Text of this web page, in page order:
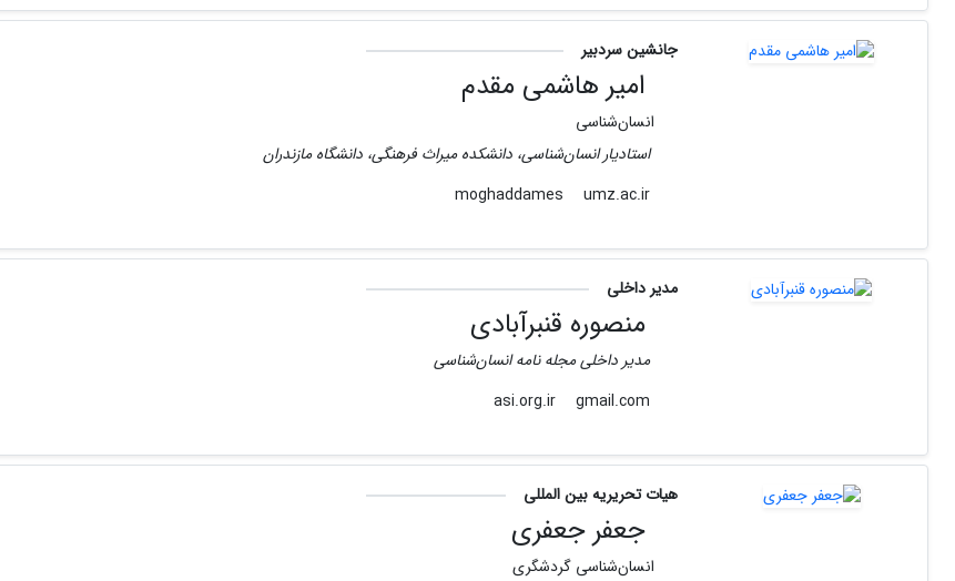
جانشین سردبیر
امیر هاشمی مقدم
انسان‌شناسی
استادیار انسان‌شناسی، دانشکده میراث فرهنگی، دانشگاه مازندران
moghaddames
umz.ac.ir
مدیر داخلی
منصوره قنبرآبادی
مدیر داخلی مجله نامه انسان‌شناسی
gmail.com
هیات تحریریه بین المللی
جعفر جعفری
انسان‌شناسی گردشگری